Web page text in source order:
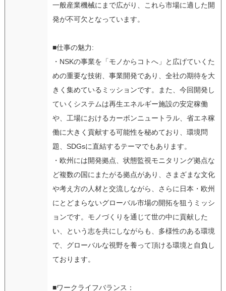
一般産業機械にまで広がり、これら市場に適した開
発が不可欠となっています。
■仕事の魅力:
・NSKの事業を「モノからコトへ」と広げていくた
めの重要な技術、事業開発であり、全社の期待を大
きく集めているミッションです。また、今回開発し
ていくシステムは再生エネルギー施設の安定稼働
や、工場におけるカーボンニュートラル、省エネ稼
働に大きく貢献する可能性を秘めており、環境問
題、SDGsに直結するテーマでもあります。
・欧州には開発拠点、状態監視モニタリング拠点な
ど複数の国にまたがる拠点があり、さまざまな文化
や考え方の人材と交流しながら、さらに日本・欧州
にとどまらないグローバル市場の開拓を狙うミッシ
ョンです。モノづくりを通じて世の中に貢献した
い、という志を共にしながらも、多様性のある環境
で、グローバルな視野を養って頂ける環境と自負し
ております。
■ワークライフバランス：